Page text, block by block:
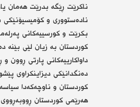
ناكرێت ڕێگه‌ بدرێت هه‌مان
ناده‌ستووری و
بكرێت و كورسییه‌كانی
كوردستان به‌ زیان لێی بێنه‌
داواكارییه‌كانی پارتی
ده‌نگدانێكی دیزاینكراوی
كوردستان و ناوچه‌كه‌دا
هه‌رێمی كوردستان